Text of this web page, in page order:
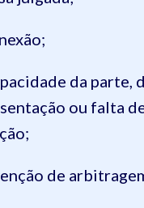
da parte,
ou falta
de